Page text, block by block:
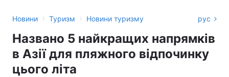
Новини › Туризм › Новини туризму рус
Названо 5 найкращих напрямків
в Азії для пляжного відпочинку
цього літа